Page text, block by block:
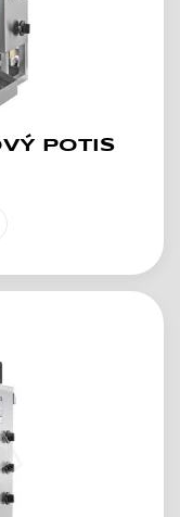
POTIS